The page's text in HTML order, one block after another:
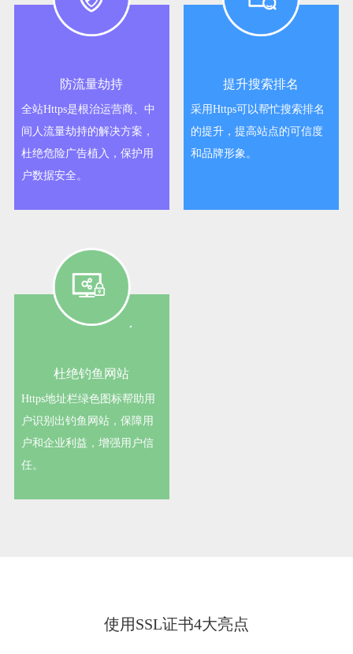
防流量劫持
全站Https是根治运营商、中
间人流量劫持的解决方案，
杜绝危险广告植入，保护用
户数据安全。
提升搜索排名
采用Https可以帮忙搜索排名
的提升，提高站点的可信度
和品牌形象。
杜绝钓鱼网站
Https地址栏绿色图标帮助用
户识别出钓鱼网站，保障用
户和企业利益，增强用户信
任。
使用SSL证书4大亮点